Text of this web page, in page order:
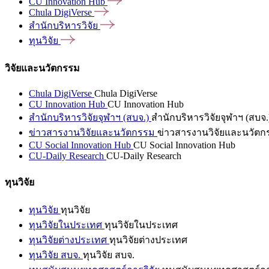
Chula DigiVerse
สำนักบริหารวิจัย
ทุนวิจัย
วิจัยและนวัตกรรม
Chula DigiVerse Chula DigiVerse
CU Innovation Hub CU Innovation Hub
สำนักบริหารวิจัยจุฬาฯ (สบจ.) สำนักบริหารวิจัยจุฬาฯ (สบจ
ข่าวสารงานวิจัยและนวัตกรรม ข่าวสารงานวิจัยและนวัตก
CU Social Innovation Hub CU Social Innovation Hub
CU-Daily Research CU-Daily Research
ทุนวิจัย
ทุนวิจัย ทุนวิจัย
ทุนวิจัยในประเทศ ทุนวิจัยในประเทศ
ทุนวิจัยต่างประเทศ ทุนวิจัยต่างประเทศ
ทุนวิจัย สบจ. ทุนวิจัย สบจ.